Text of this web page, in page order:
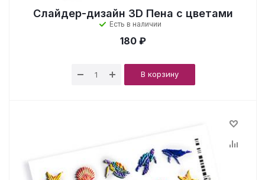
Слайдер-дизайн 3D Пена с цветами
Есть в наличии
180 ₽
В корзину